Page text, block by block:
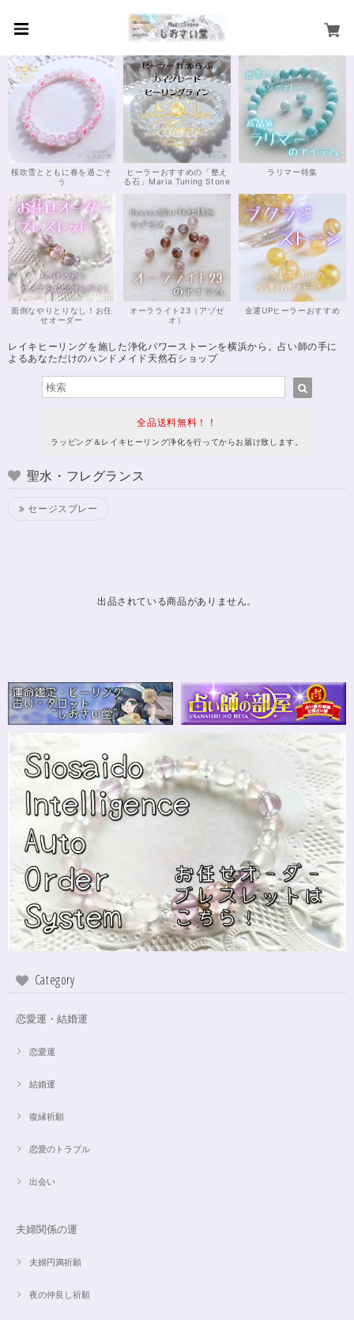
桜吹雪とともに春を過ごそ
う
ヒーラーおすすめの「整え
る石」Maria Tuning Stone
ラリマー特集
面倒なやりとりなし！お任
せオーダー
オーラライト23（アゾゼ
オ）
金運UPヒーラーおすすめ
レイキヒーリングを施した浄化パワーストーンを横浜から。占い師の手に
よるあなただけのハンドメイド天然石ショップ
全品送料無料！！
ラッピング＆レイキヒーリング浄化を行ってからお届け致します。
聖水・フレグランス
セージスプレー
出品されている商品がありません。
Category
恋愛運・結婚運
恋愛運
結婚運
復縁祈願
恋愛のトラブル
出会い
夫婦関係の運
夫婦円満祈願
夜の仲良し祈願